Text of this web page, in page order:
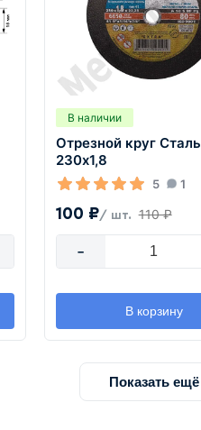
В наличии
Отрезной круг Сталь
230х1,8
5 1
100 ₽/ шт. 110 ₽
-
В корзину
Показать ещё